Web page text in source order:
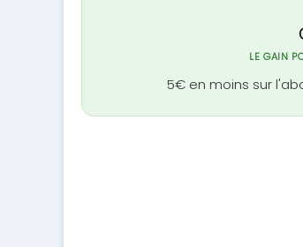
LE GAIN
5€ en moins sur